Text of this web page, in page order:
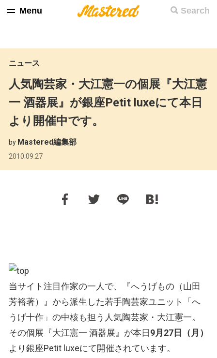
Search
Menu
ニュース
人気陶芸家・大江憲一の個展『大江憲
一 酒器展』が銀座Petit luxeにて本日
より開催中です。
by Mastered編集部
2010.09.27
当サイト注目作家の一人で、『へうげもの （山田
芳裕著）
』から派生した若手陶芸家ユニット「へ
うげ十作」の中核も担う人気陶芸家・大江憲一。
その個展『大江憲一 酒器展』が本日9月27日（月）
より銀座Petit luxeにて開催されています。